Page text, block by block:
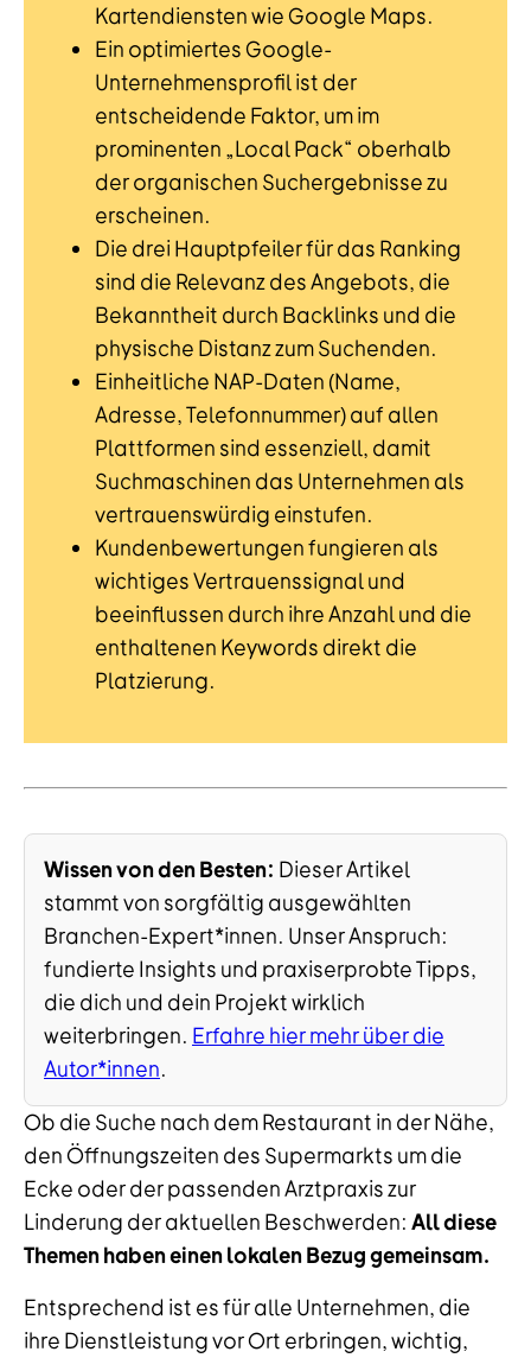
Kartendiensten wie Google Maps.
Ein optimiertes Google-
Unternehmensprofil ist der
entscheidende Faktor, um im
prominenten „Local Pack“ oberhalb
der organischen Suchergebnisse zu
erscheinen.
Die drei Hauptpfeiler für das Ranking
sind die Relevanz des Angebots, die
Bekanntheit durch Backlinks und die
physische Distanz zum Suchenden.
Einheitliche NAP-Daten (Name,
Adresse, Telefonnummer) auf allen
Plattformen sind essenziell, damit
Suchmaschinen das Unternehmen als
vertrauenswürdig einstufen.
Kundenbewertungen fungieren als
wichtiges Vertrauenssignal und
beeinflussen durch ihre Anzahl und die
enthaltenen Keywords direkt die
Platzierung.
Wissen von den Besten: Dieser Artikel
stammt von sorgfältig ausgewählten
Branchen-Expert*innen. Unser Anspruch:
fundierte Insights und praxiserprobte Tipps,
die dich und dein Projekt wirklich
weiterbringen. Erfahre hier mehr über die
Autor*innen.
Ob die Suche nach dem Restaurant in der Nähe,
den Öffnungszeiten des Supermarkts um die
Ecke oder der passenden Arztpraxis zur
Linderung der aktuellen Beschwerden: All diese
Themen haben einen lokalen Bezug gemeinsam.
Entsprechend ist es für alle Unternehmen, die
ihre Dienstleistung vor Ort erbringen, wichtig,